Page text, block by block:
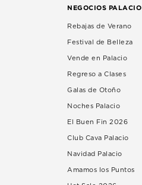
NEGOCIOS PALACIO
Rebajas de Verano
Festival de Belleza
Vende en Palacio
Regreso a Clases
Galas de Otoño
Noches Palacio
El Buen Fin 2026
Club Cava Palacio
Navidad Palacio
Amamos los Puntos